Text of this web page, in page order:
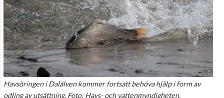
Havsöringen i Dalälven kommer fortsatt behöva hjälp i form av
odling av utsättning. Foto: Havs- och vattenmyndigheten.